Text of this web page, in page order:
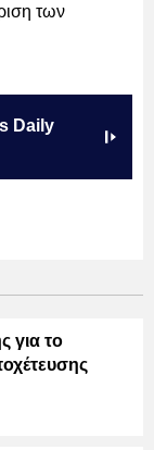
των
Daily
για το